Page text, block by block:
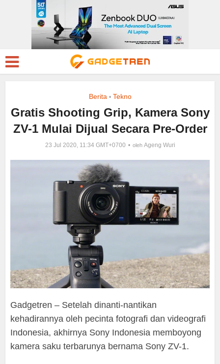
Berita • Tekno
Gratis Shooting Grip, Kamera Sony
ZV-1 Mulai Dijual Secara Pre-Order
23 Jul 2020, 11:34 GMT+0700 oleh Ageng Wuri
Gadgetren – Setelah dinanti-nantikan
kehadirannya oleh pecinta fotografi dan videografi
Indonesia, akhirnya Sony Indonesia memboyong
kamera saku terbarunya bernama Sony ZV-1.